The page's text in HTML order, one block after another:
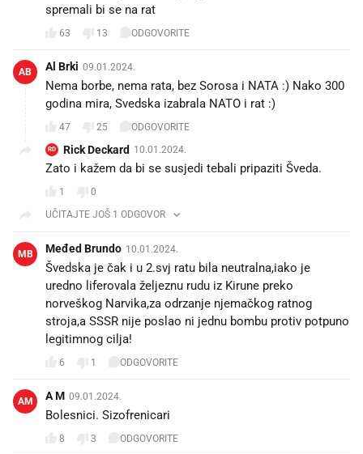
spremali bi se na rat
63 13 ODGOVORITE
AB Al Brki 09.01.2024.
Nema borbe, nema rata, bez Sorosa i NATA :) Nako 300
godina mira, Svedska izabrala NATO i rat :)
47 25 ODGOVORITE
RD Rick Deckard 10.01.2024.
Zato i kažem da bi se susjedi tebali pripaziti Šveda.
1
0
UČITAJTE JOŠ 1 ODGOVOR
MB Međed Brundo 10.01.2024.
Švedska je čak i u 2.svj ratu bila neutralna,iako je
uredno liferovala željeznu rudu iz Kirune preko
norveškog Narvika,za odrzanje njemačkog ratnog
stroja,a SSSR nije poslao ni jednu bombu protiv potpuno
legitimnog cilja!
6 1 ODGOVORITE
AM A M 09.01.2024.
Bolesnici. Sizofrenicari
8 3 ODGOVORITE